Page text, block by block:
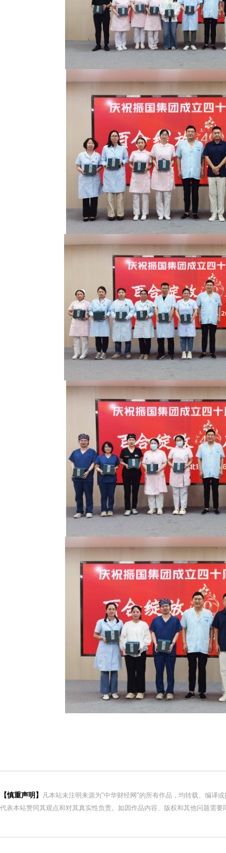
【慎重声明】
凡本站未注明来源为"中华财经网"的所有作品，均转载、编译
代表本站赞同其观点和对其真实性负责。如因作品内容、版权和其他问题需